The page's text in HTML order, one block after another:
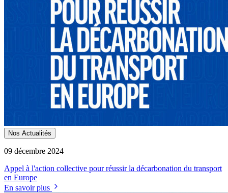
Nos Actualités
09 décembre 2024
Appel à l'action collective pour réussir la décarbonation du transport
en Europe
En savoir plus